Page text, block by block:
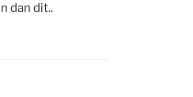
dan dit..